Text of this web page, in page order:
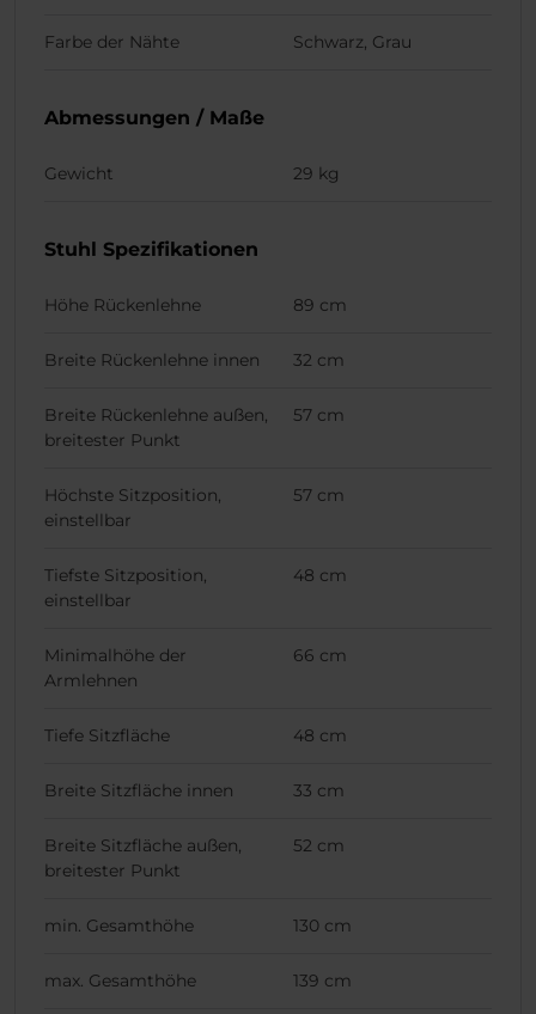
Farbe der Nähte Schwarz, Grau
Abmessungen / Maße
Gewicht 29 kg
Stuhl Spezifikationen
Höhe Rückenlehne 89 cm
Breite Rückenlehne innen 32 cm
Breite Rückenlehne außen,
breitester Punkt
57 cm
Höchste Sitzposition,
einstellbar
57 cm
Tiefste Sitzposition,
einstellbar
48 cm
Minimalhöhe der
Armlehnen
66 cm
Tiefe Sitzfläche 48 cm
Breite Sitzfläche innen 33 cm
Breite Sitzfläche außen,
breitester Punkt
52 cm
min. Gesamthöhe 130 cm
max. Gesamthöhe 139 cm